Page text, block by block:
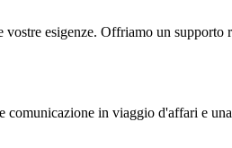
esigenze. Offriamo un
in viaggio d'affari e